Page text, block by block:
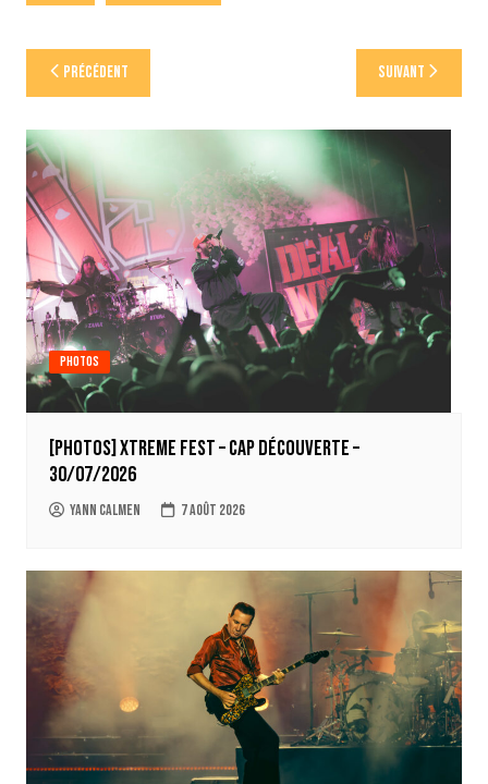
Navigation
de
l’article
Précédent Suivant
Photos
[Photos] Xtreme Fest – Cap découverte –
30/07/2026
Yann Calmen 7 août 2026